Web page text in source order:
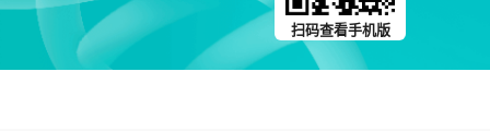
扫码查看手机版